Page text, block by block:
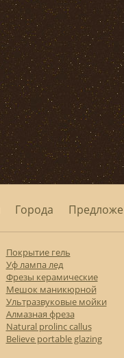
Города
Покрытие гель
Уф лампа лед
Фрезы керамические
Мешок маникюрной
Ультразвуковые мойки
Алмазная фреза
Natural prolinc callus
Believe portable glazing